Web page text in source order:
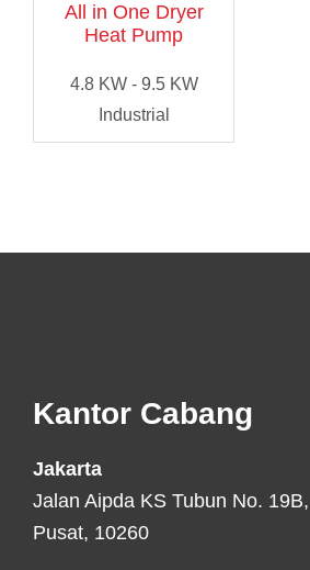
All in One Dryer
Heat Pump
4.8 KW - 9.5 KW
Industrial
Kantor Cabang
Jakarta
Jalan Aipda KS Tubun No.
Pusat, 10260